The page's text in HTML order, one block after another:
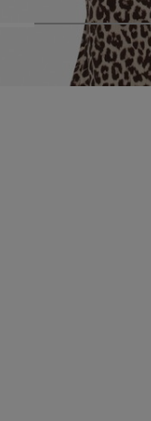
3 4